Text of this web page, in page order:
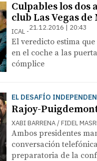
Culpables los dos
club Las Vegas
ICAL 21.12.2016 | 20:43
El veredicto estima
en el coche a las
cómplice
EL DESAFÍO
Rajoy-
XABI BARRENA / FIDEL
Ambos presidentes
conversación
preparatoria de la